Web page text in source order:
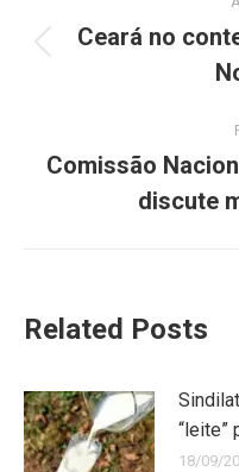
Ceará no
Comissão
discute
Related Posts
“leite”
18/09/